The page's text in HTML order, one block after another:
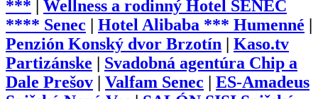
***
Wellness a rodinný Hotel SENEC
**** Senec
Hotel Alibaba *** Humenné
Penzión Konský dvor Brzotín
Kaso.tv
Partizánske
Svadobná agentúra Chip a
Dale Prešov
Valfam Senec
ES-Amadeus